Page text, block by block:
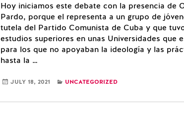
Hoy iniciamos este debate con la presencia de
Pardo, porque el representa a un grupo de
tutela del Partido Comunista de Cuba y que
estudios superiores en unas Universidades que
para los que no apoyaban la ideología y las
hasta la …
JULY 18, 2021 CATEGORIES
UNCATEGORIZED